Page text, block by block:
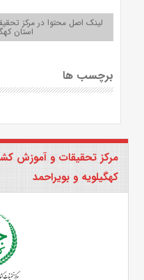
لینک اصل محتوا در مرکز
استان
برچسب ها
مرکز تحقیقات و آموزش
کهگیلویه و بویراحمد